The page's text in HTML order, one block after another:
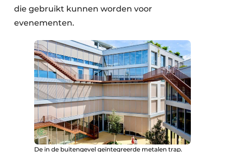
die gebruikt kunnen worden voor
evenementen.
De in de buitengevel geïntegreerde metalen trap.